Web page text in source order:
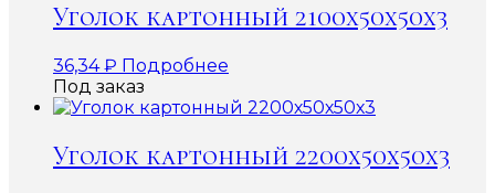
Уголок картонный 2100х50х50х3
36,34₽ Подробнее
Под заказ
Уголок картонный 2200х50х50х3